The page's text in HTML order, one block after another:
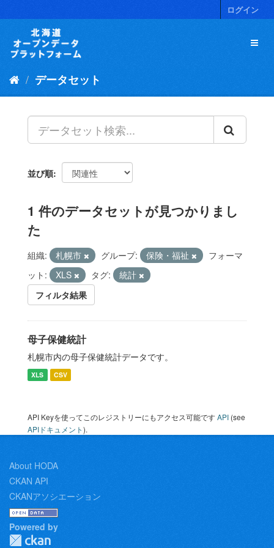
キ
ログイン
データセット
並び順
1 件のデータセットが見つかりまし
た
組織: 札幌市 グループ: 保険・福祉
フォーマ
ット:
XLS タグ:
統計
フィルタ結果
母子保健統計
札幌市内の母子保健統計データです。
XLS CSV
API Keyを使ってこのレジストリーにもアクセス可能ですAPI (see
APIドキュメント).
About HODA
CKAN API
CKANアソシエーション
Powered by